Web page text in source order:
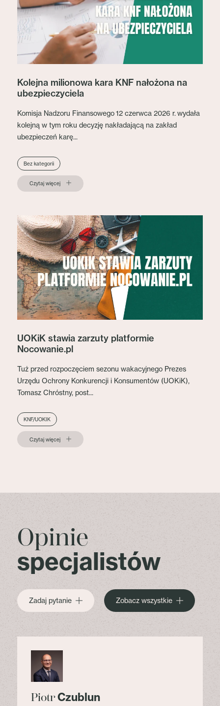
Kolejna milionowa kara KNF nałożona na
ubezpieczyciela
Komisja Nadzoru Finansowego 12 czerwca 2026 r. wydała
kolejną w tym roku decyzję nakładającą na zakład
ubezpieczeń karę...
Bez kategorii
Czytaj więcej
UOKiK stawia zarzuty platformie
Nocowanie.pl
Tuż przed rozpoczęciem sezonu wakacyjnego Prezes
Urzędu Ochrony Konkurencji i Konsumentów (UOKiK),
Tomasz Chróstny, post...
KNF/UOKIK
Czytaj więcej
Opinie
specjalistów
Zadaj pytanie Zobacz wszystkie
PiotrCzublun